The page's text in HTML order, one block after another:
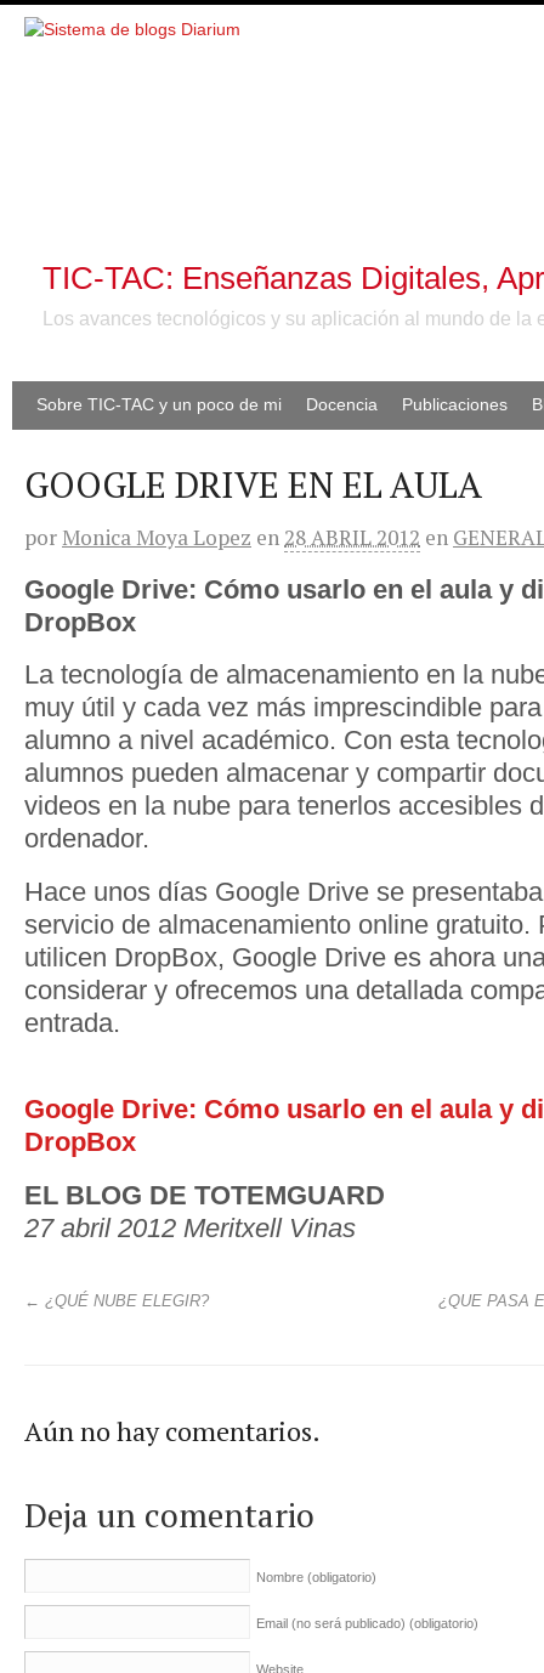
TIC-TAC: Enseñanzas Digitales,
Los avances tecnológicos y su aplicación al mundo de la
Sobre TIC-TAC y un poco de mi Docencia Publicaciones
GOOGLE DRIVE EN EL AULA
por Monica Moya Lopez en 28 ABRIL 2012 en
Google Drive: Cómo usarlo en el aula y
DropBox
La tecnología de almacenamiento en la
muy útil y cada vez más imprescindible
alumno a nivel académico. Con esta
alumnos pueden almacenar y compartir
videos en la nube para tenerlos accesibles
ordenador.
Hace unos días Google Drive se
servicio de almacenamiento online gratuito.
utilicen DropBox, Google Drive es ahora
considerar y ofrecemos una detallada
entrada.
Google Drive: Cómo usarlo en el aula y
DropBox
EL BLOG DE TOTEMGUARD
27 abril 2012 Meritxell Vinas
← ¿QUÉ NUBE ELEGIR? ¿QUE PASA
Aún no hay comentarios.
Deja un comentario
Nombre (obligatorio)
Email (no será publicado) (obligatorio)
Website